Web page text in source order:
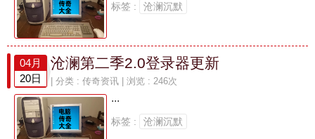
标签 : 沧澜沉默
04月
20日
沧澜第二季2.0登录器更新
| 分类 : 传奇资讯 | 浏览 : 246次
...
标签 : 沧澜沉默